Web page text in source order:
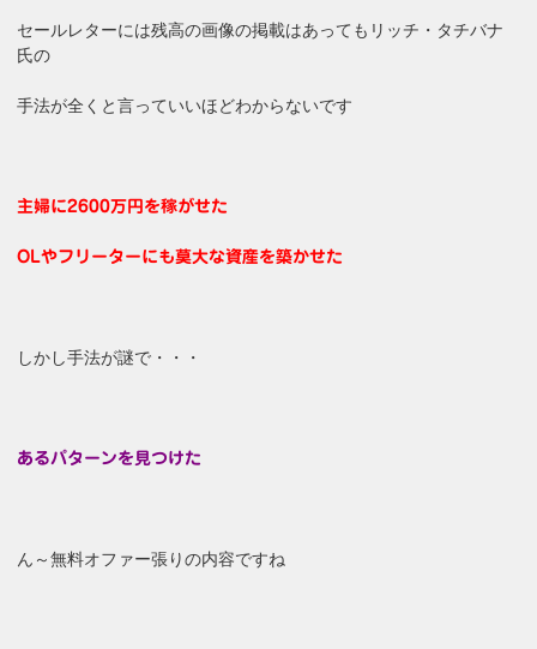
セールレターには残高の画像の掲載はあってもリッチ・タチバナ
氏の
手法が全くと言っていいほどわからないです
主婦に2600万円を稼がせた
OLやフリーターにも莫大な資産を築かせた
しかし手法が謎で・・・
あるパターンを見つけた
ん～無料オファー張りの内容ですね